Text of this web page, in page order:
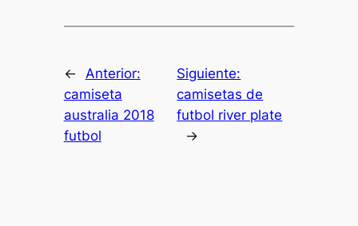
← Anterior:
camiseta
australia 2018
futbol
Siguiente:
camisetas de
futbol river plate
→